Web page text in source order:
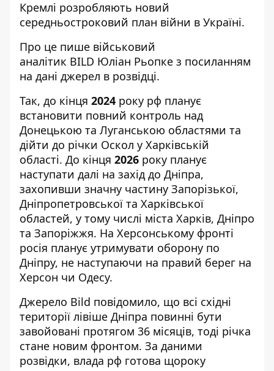
Кремлі розробляють новий
середньостроковий план війни в Україні.
Про це пише військовий
аналітик BILD Юліан Рьопке з посиланням
на дані джерел в розвідці.
Так, до кінця 2024 року рф планує
встановити повний контроль над
Донецькою та Луганською областями та
дійти до річки Оскол у Харківській
області. До кінця 2026 року планує
наступати далі на захід до Дніпра,
захопивши значну частину Запорізької,
Дніпропетровської та Харківської
областей, у тому числі міста Харків, Дніпро
та Запоріжжя. На Херсонському фронті
росія планує утримувати оборону по
Дніпру, не наступаючи на правий берег на
Херсон чи Одесу.
Джерело Bild повідомило, що всі східні
території лівіше Дніпра повинні бути
завойовані протягом 36 місяців, тоді річка
стане новим фронтом. За даними
розвідки, влада рф готова щороку